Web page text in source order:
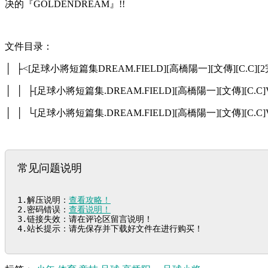
决的『GOLDENDREAM』!!
文件目录：
│ ├<[足球小將短篇集DREAM.FIELD][高橋陽一][文傳][C.C][2
│ │ ├[足球小將短篇集.DREAM.FIELD][高橋陽一][文傳
│ │ └[足球小將短篇集.DREAM.FIELD][高橋陽一][文傳
常见问题说明
1.解压说明： 查看攻略！
2.密码错误： 查看说明！
3.链接失效：请在评论区留言说明！
4.站长提示：请先保存并下载好文件在进行购买！